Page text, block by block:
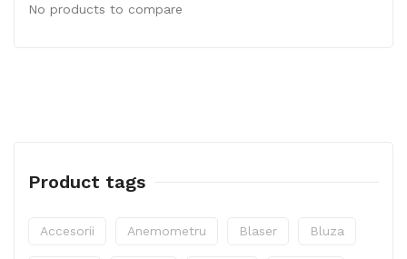
No products to compare
Product tags
Accesorii Anemometru Blaser Bluza